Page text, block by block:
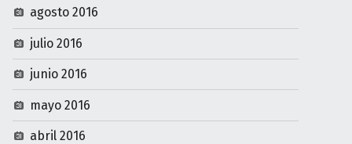
agosto 2016
julio 2016
junio 2016
mayo 2016
abril 2016